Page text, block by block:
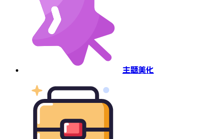
主题美化